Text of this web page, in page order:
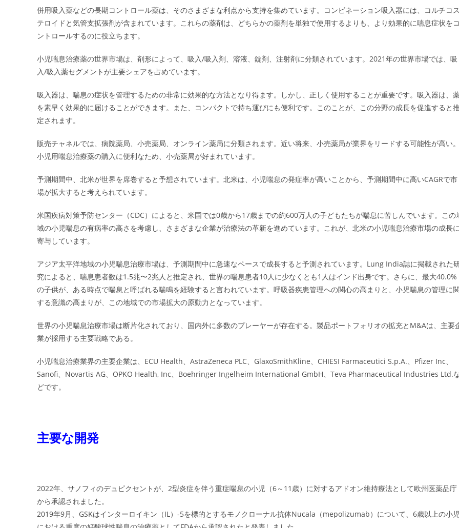
併用吸入薬などの長期コントロール薬は、そのさまざまな利点から支持を集めています。コンビネーション吸入器には、コルチコス
テロイドと気管支拡張剤が含まれています。これらの薬剤は、どちらかの薬剤を単独で使用するよりも、より効果的に喘息症状をコ
ントロールするのに役立ちます。
小児喘息治療薬の世界市場は、剤形によって、吸入/吸入剤、溶液、錠剤、注射剤に分類されています。2021年の世界市場では、吸
入/吸入薬セグメントが主要シェアを占めています。
吸入器は、喘息の症状を管理するための非常に効果的な方法となり得ます。しかし、正しく使用することが重要です。吸入器は、
を素早く効果的に届けることができます。また、コンパクトで持ち運びにも便利です。このことが、この分野の成長を促進すると推
定されます。
販売チャネルでは、病院薬局、小売薬局、オンライン薬局に分類されます。近い将来、小売薬局が業界をリードする可能性が高い。
小児用喘息治療薬の購入に便利なため、小売薬局が好まれています。
予測期間中、北米が世界を席巻すると予想されています。北米は、小児喘息の発症率が高いことから、予測期間中に高いCAGRで市
場が拡大すると考えられています。
米国疾病対策予防センター（CDC）によると、米国では0歳から17歳までの約600万人の子どもたちが喘息に苦しんでいます。この
域の小児喘息の有病率の高さを考慮し、さまざまな企業が治療法の革新を進めています。これが、北米の小児喘息治療市場の成長に
寄与しています。
アジア太平洋地域の小児喘息治療市場は、予測期間中に急速なペースで成長すると予測されています。Lung India誌に掲載された
究によると、喘息患者数は1.5兆〜2兆人と推定され、世界の喘息患者10人に少なくとも1人はインド出身です。さらに、最大40.0%
の子供が、ある時点で喘息と呼ばれる喘鳴を経験すると言われています。呼吸器疾患管理への関心の高まりと、小児喘息の管理に関
する意識の高まりが、この地域での市場拡大の原動力となっています。
世界の小児喘息治療市場は断片化されており、国内外に多数のプレーヤーが存在する。製品ポートフォリオの拡充とM&Aは、主要
業が採用する主要戦略である。
小児喘息治療業界の主要企業は、ECU Health、AstraZeneca PLC、GlaxoSmithKline、CHIESI Farmaceutici S.p.A.、Pfizer Inc、
Sanofi、Novartis AG、OPKO Health, Inc、Boehringer Ingelheim International GmbH、Teva Pharmaceutical Industries Ltd.
どです。
主要な開発
2022年、サノフィのデュピクセントが、2型炎症を伴う重症喘息の小児（6～11歳）に対するアドオン維持療法として欧州医薬品庁
から承認されました。
2019年9月、GSKはインターロイキン（IL）-5を標的とするモノクローナル抗体Nucala（mepolizumab）について、6歳以上の小児